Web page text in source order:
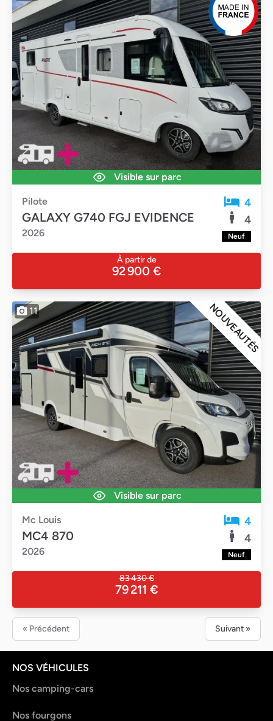
Visible sur parc
Pilote
GALAXY G740 FGJ EVIDENCE
2026
4
4
Neuf
À partir de
92 900 €
NOUVEAUTÉS
11
Visible sur parc
Mc Louis
MC4 870
2026
4
4
Neuf
83 430 €
79 211 €
« Précédent Suivant »
NOS VÉHICULES
Nos camping-cars
Nos fourgons